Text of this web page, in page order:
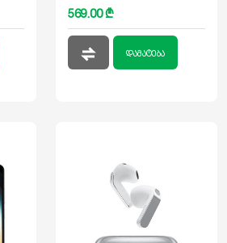
569.00 ₾
დამატება